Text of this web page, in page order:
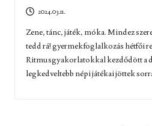
2024.03.11.
Zene, tánc, játék, móka. Mindez
tedd rá! gyermekfoglalkozás hétfői
Ritmusgyakorlatokkal kezdődött a
legkedveltebb népi játékai jöttek